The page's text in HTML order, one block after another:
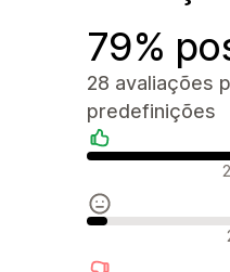
79%
28 avaliações
predefinições
Avaliações
Avaliações